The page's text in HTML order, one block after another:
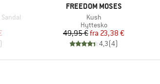
MÆRKE
FREEDOM MOSES
Artikel
Kush
Produktgruppe
Hyttesko
Pris
49,95 € Nedsat pris
fra 23,38 €
4,3(4)